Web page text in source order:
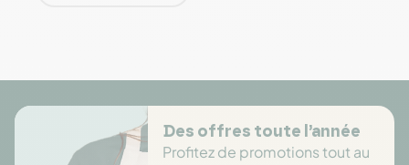
Des offres toute l’année
Profitez de promotions tout au